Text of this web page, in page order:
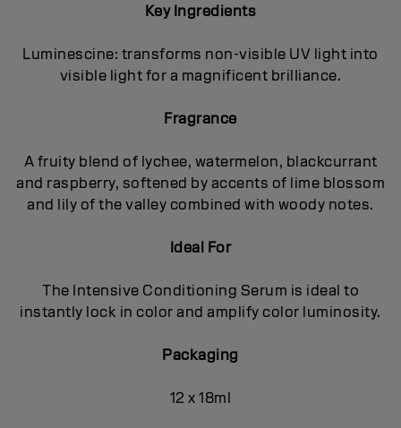
Key Ingredients
Luminescine: transforms non-visible UV light into
visible light for a magnificent brilIiance.
Fragrance
A fruity blend of lychee, watermelon, blackcurrant
and raspberry, softened by accents of lime blossom
and lily of the valley combined with woody notes.
Ideal For
The Intensive Conditioning Serum is ideal to
instantly lock in color and amplify color luminosity.
Packaging
12 x 18ml